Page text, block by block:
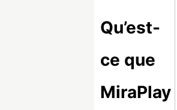
Qu’est-
ce que
MiraPlay